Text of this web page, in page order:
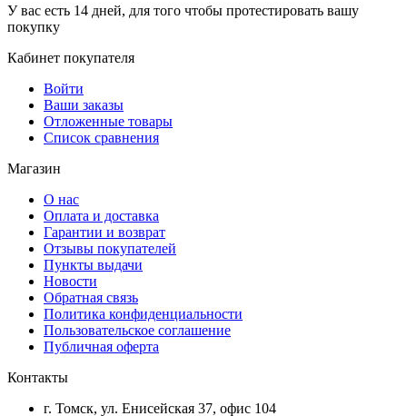
У вас есть 14 дней, для того чтобы протестировать вашу
покупку
Кабинет покупателя
Войти
Ваши заказы
Отложенные товары
Список сравнения
Магазин
О нас
Оплата и доставка
Гарантии и возврат
Отзывы покупателей
Пункты выдачи
Новости
Обратная связь
Политика конфиденциальности
Пользовательское соглашение
Публичная оферта
Контакты
г. Томск, ул. Енисейская 37, офис 104